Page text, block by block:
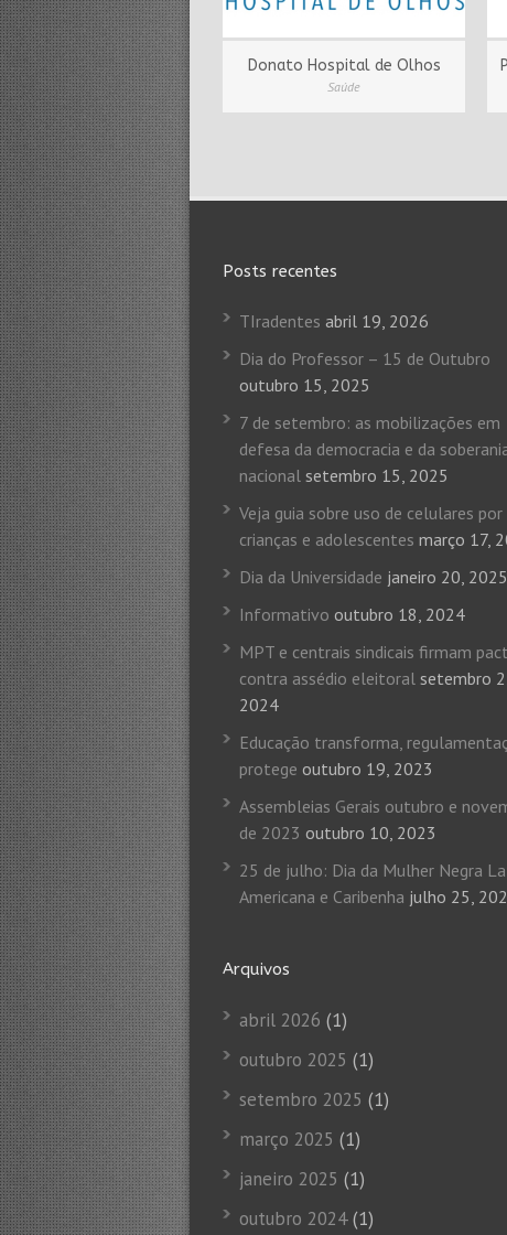
Donato Hospital de Olhos
Saúde
Posts recentes
TIradentes abril 19, 2026
Dia do Professor – 15 de Outubro
outubro 15, 2025
7 de setembro: as mobilizações em
defesa da democracia e da
nacional setembro 15, 2025
Veja guia sobre uso de celulares por
crianças e adolescentes março 17,
Dia da Universidade janeiro 20, 2025
Informativo outubro 18, 2024
MPT e centrais sindicais firmam
contra assédio eleitoral setembro
2024
Educação transforma,
protege outubro 19, 2023
Assembleias Gerais outubro e
de 2023 outubro 10, 2023
25 de julho: Dia da Mulher Negra
Americana e Caribenha julho 25,
Arquivos
abril 2026 (1)
outubro 2025 (1)
setembro 2025 (1)
março 2025 (1)
janeiro 2025 (1)
outubro 2024(1)